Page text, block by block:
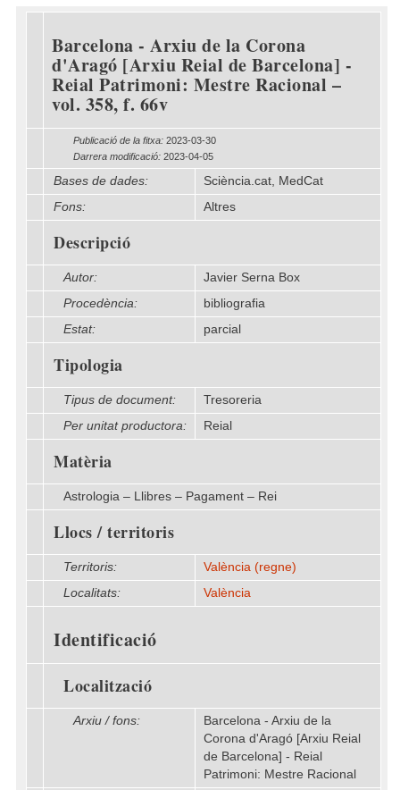
Barcelona - Arxiu de la Corona
d'Aragó [Arxiu Reial de Barcelona] -
Reial Patrimoni: Mestre Racional –
vol. 358, f. 66v
Publicació de la fitxa: 2023-03-30
Darrera modificació: 2023-04-05
Bases de dades:
Sciència.cat, MedCat
Fons:
Altres
Descripció
Autor:
Javier Serna Box
Procedència:
bibliografia
Estat:
parcial
Tipologia
Tipus de document:
Tresoreria
Per unitat productora:
Reial
Matèria
Astrologia – Llibres – Pagament – Rei
Llocs / territoris
Territoris:
València (regne)
Localitats:
València
Identificació
Localització
Arxiu / fons:
Barcelona - Arxiu de la
Corona d'Aragó [Arxiu Reial
de Barcelona] - Reial
Patrimoni: Mestre Racional